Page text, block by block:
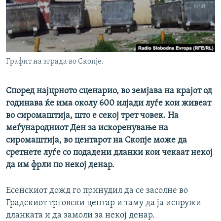
РСЕ веб страници
Графит на зграда во Скопје.
Според најцрното сценарио, во земјава на крајот од
годинава ќе има околу 600 илјади луѓе кои живеат
во сиромаштија, што е секој трет човек. На
меѓународниот Ден за искоренување на
сиромаштија, во центарот на Скопје може да
сретнете луѓе со подадени дланки кои чекаат некој
да им фрли по некој денар.
Есенскиот дожд го принудил да се засолне во
Градскиот трговски центар и таму да ја испружи
дланката и да замоли за некој денар.